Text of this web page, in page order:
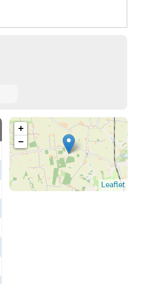
+
−
Leaflet